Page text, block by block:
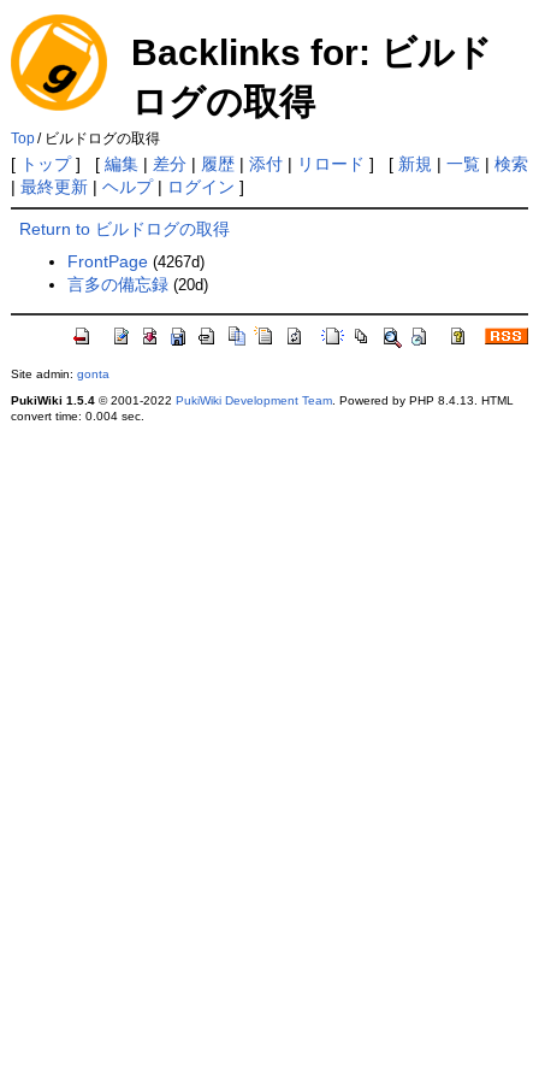
Backlinks for: ビルド
ログの取得
Top/ ビルドログの取得
[ トップ] [ 編集| 差分| 履歴| 添付| リロード ] [ 新規 | 一覧| 検索
| 最終更新| ヘルプ| ログイン ]
Return to ビルドログの取得
FrontPage (4267d)
言多の備忘録 (20d)
Site admin: gonta
PukiWiki 1.5.4© 2001-2022 PukiWiki Development Team. Powered by PHP 8.4.13. HTML
convert time: 0.004 sec.